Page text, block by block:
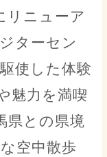
リニューア
ターセン
使した体験
魅力を満喫
県との県境
空中散歩